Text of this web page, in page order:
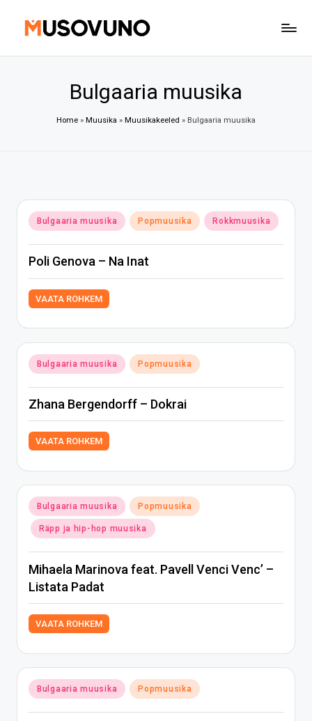
Bulgaaria muusika
Home » Muusika » Muusikakeeled » Bulgaaria muusika
Posted
in
Bulgaaria muusika Popmuusika Rokkmuusika
Poli Genova – Na Inat
VAATA ROHKEM
Posted
in
Bulgaaria muusika Popmuusika
Zhana Bergendorff – Dokrai
VAATA ROHKEM
Posted
in
Bulgaaria muusika Popmuusika
Räpp ja hip-hop muusika
Mihaela Marinova feat. Pavell Venci Venc’ –
Listata Padat
VAATA ROHKEM
Posted
in
Bulgaaria muusika Popmuusika